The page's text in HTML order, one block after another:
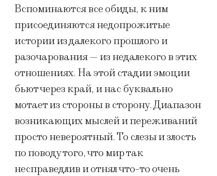
Вспоминаются все обиды, к ним
присоединяются недопрожитые
истории из далекого прошлого и
разочарования — из недалекого в этих
отношениях. На этой стадии эмоции
бьют через край, и нас буквально
мотает из стороны в сторону. Диапазон
возникающих мыслей и переживаний
просто невероятный. То слезы и злость
по поводу того, что мир так
несправедлив и отнял что-то очень